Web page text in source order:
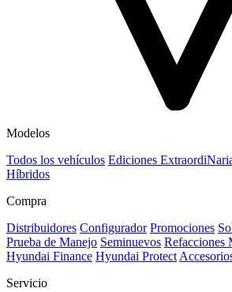
Modelos
Todos los vehículos Ediciones
Híbridos
Compra
Distribuidores Configurador Promociones
Prueba de Manejo Seminuevos Refacciones
Hyundai Finance Hyundai Protect
Servicio